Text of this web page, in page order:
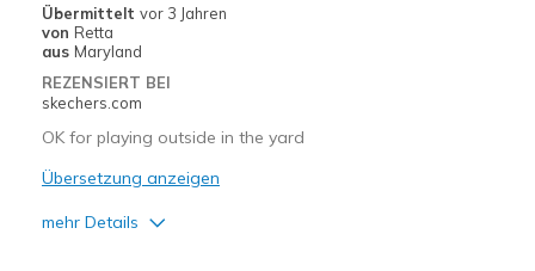
Going Out
Special Occasions
Travel
Width
Feels true to width
Sizing
Übermittelt vor 3 Jahren
von Retta
aus Maryland
REZENSIERT BEI
skechers.com
OK for playing outside in the yard
Übersetzung anzeigen
mehr Details